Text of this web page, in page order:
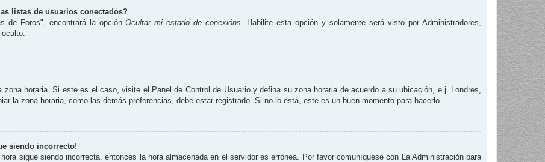
listas de usuarios conectados?
de Foros", encontrará la opciónOcultar mi estado de conexións. Habilite esta opción y solamente será visto por Administradores,
horaria. Si este es el caso, visite el Panel de Control de Usuario y defina su zona horaria de acuerdo a su ubicación, e.j. Londres,
la zona horaria, como las demás preferencias, debe estar registrado. Si no lo está, este es un buen momento para hacerlo.
siendo incorrecto!
sigue siendo incorrecta, entonces la hora almacenada en el servidor es errónea. Por favor comuníquese con La Administración para